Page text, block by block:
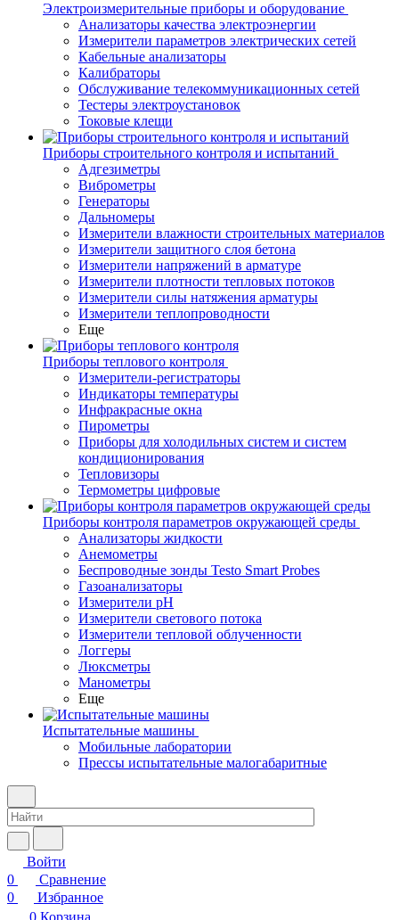
Электроизмерительные приборы и оборудование
Анализаторы качества электроэнергии
Измерители параметров электрических сетей
Кабельные анализаторы
Калибраторы
Обслуживание телекоммуникационных сетей
Тестеры электроустановок
Токовые клещи
Приборы строительного контроля и испытаний
Адгезиметры
Виброметры
Генераторы
Дальномеры
Измерители влажности строительных материалов
Измерители защитного слоя бетона
Измерители напряжений в арматуре
Измерители плотности тепловых потоков
Измерители силы натяжения арматуры
Измерители теплопроводности
Еще
Приборы теплового контроля
Измерители-регистраторы
Индикаторы температуры
Инфракрасные окна
Пирометры
Приборы для холодильных систем и систем
кондиционирования
Тепловизоры
Термометры цифровые
Приборы контроля параметров окружающей среды
Анализаторы жидкости
Анемометры
Беспроводные зонды Testo Smart Probes
Газоанализаторы
Измерители pH
Измерители светового потока
Измерители тепловой облученности
Логгеры
Люксметры
Манометры
Еще
Испытательные машины
Мобильные лаборатории
Прессы испытательные малогабаритные
Войти
0
Сравнение
0
Избранное
0 Корзина